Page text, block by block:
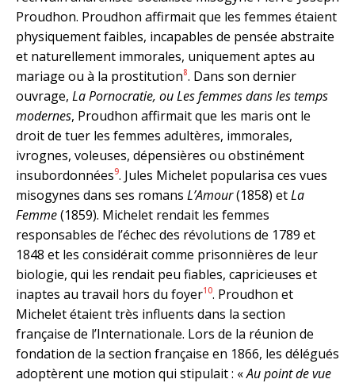
Proudhon. Proudhon affirmait que les femmes étaient
physiquement faibles, incapables de pensée abstraite
et naturellement immorales, uniquement aptes au
mariage ou à la prostitution8. Dans son dernier
ouvrage, La Pornocratie, ou Les femmes dans les temps
modernes, Proudhon affirmait que les maris ont le
droit de tuer les femmes adultères, immorales,
ivrognes, voleuses, dépensières ou obstinément
insubordonnées9. Jules Michelet popularisa ces vues
misogynes dans ses romans L’Amour(1858) etLa
Femme(1859). Michelet rendait les femmes
responsables de l’échec des révolutions de 1789 et
1848 et les considérait comme prisonnières de leur
biologie, qui les rendait peu fiables, capricieuses et
inaptes au travail hors du foyer10. Proudhon et
Michelet étaient très influents dans la section
française de l’Internationale. Lors de la réunion de
fondation de la section française en 1866, les délégués
adoptèrent une motion qui stipulait : «Au point de vue